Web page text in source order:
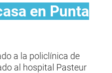
en Punta
a la policlínica de
al hospital Pasteur